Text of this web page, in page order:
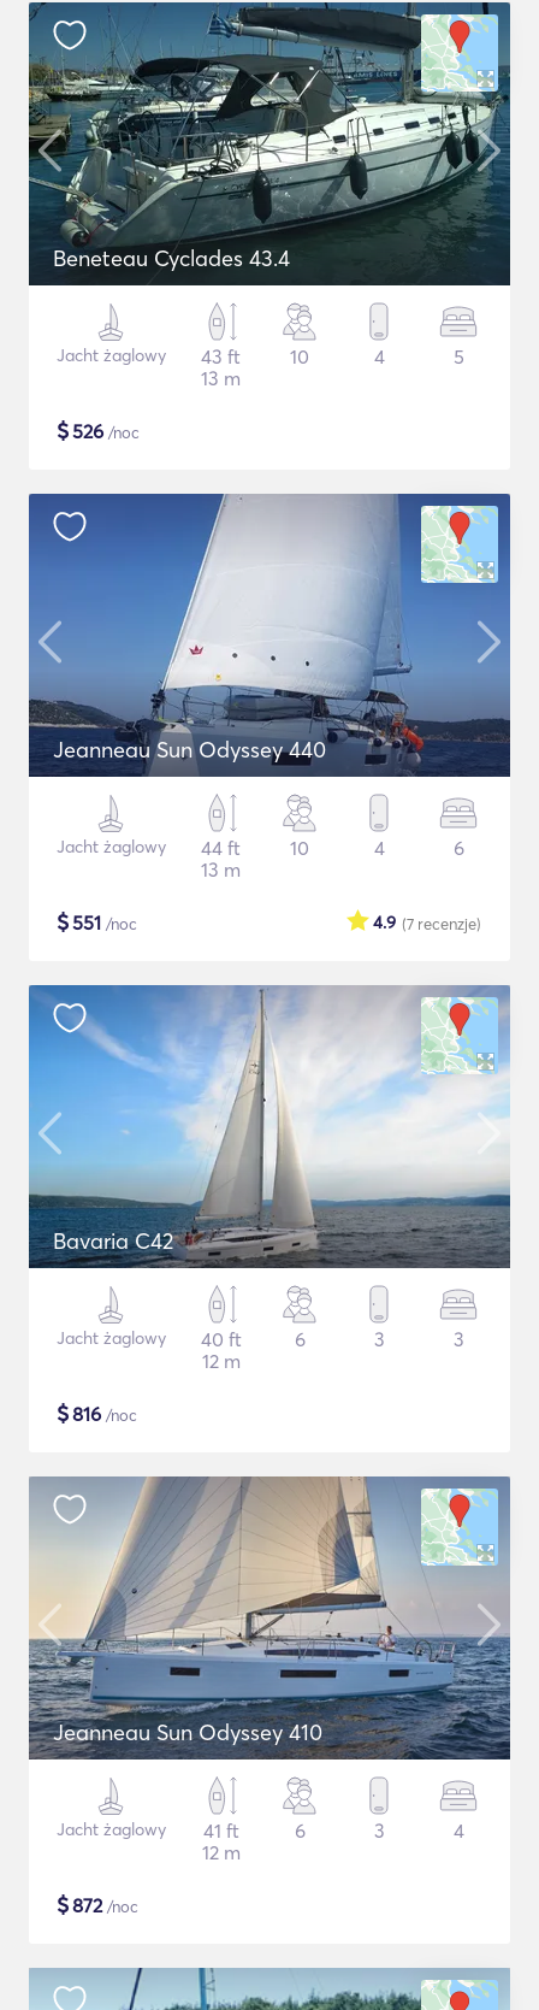
Beneteau Cyclades 43.4
Jacht żaglowy
43 ft
13 m
10 4 5
$526 /noc
Jeanneau Sun Odyssey 440
Jacht żaglowy
44 ft
13 m
10 4 6
$551 /noc (7 recenzje)
4.9
Bavaria C42
Jacht żaglowy
40 ft
12 m
6 3 3
$816 /noc
Jeanneau Sun Odyssey 410
Jacht żaglowy
41 ft
12 m
6 3 4
$872/noc